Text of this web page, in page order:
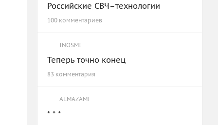
Российские СВЧ–технологии
100 комментариев
INOSMI
Теперь точно конец
83 комментария
ALMAZAMI
* * *